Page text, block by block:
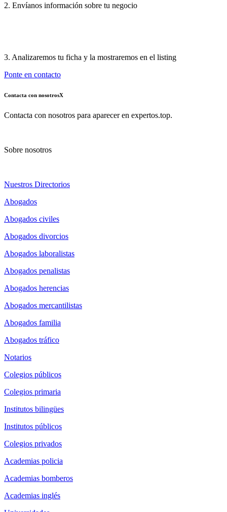
2. Envíanos información sobre tu negocio
3. Analizaremos tu ficha y la mostraremos en el listing
Ponte en contacto
Contacta con nosotrosX
Contacta con nosotros para aparecer en expertos.top.
Sobre nosotros
Nuestros Directorios
Abogados
Abogados civiles
Abogados divorcios
Abogados laboralistas
Abogados penalistas
Abogados herencias
Abogados mercantilistas
Abogados familia
Abogados tráfico
Notarios
Colegios públicos
Colegios primaria
Institutos bilingües
Institutos públicos
Colegios privados
Academias policia
Academias bomberos
Academias inglés